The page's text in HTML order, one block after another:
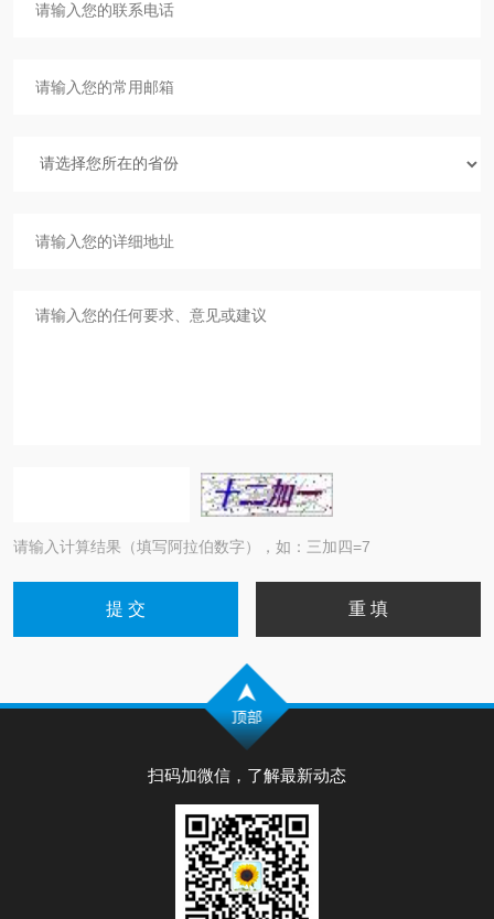
请输入计算结果（填写阿拉伯数字），如：三加四=7
扫码加微信，了解最新动态